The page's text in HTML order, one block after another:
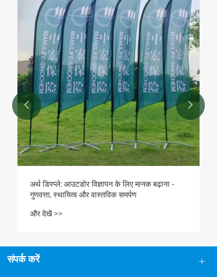
अर्थ डिस्प्ले 2026 में तीन शीर्ष वैश्विक साइन और विज्ञापन
शो में शामिल होगा
और देखें >>
 
संपर्क करें